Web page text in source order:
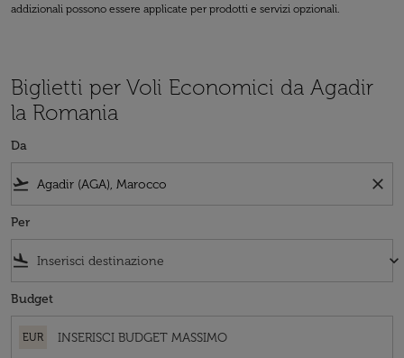
addizionali possono essere applicate per prodotti e servizi opzionali.
Biglietti per Voli Economici da Agadir
la Romania
Da
flight_takeoff close
Per
flight_land keyboard_arrow_down
Budget
EUR